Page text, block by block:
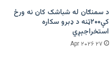
د سمنګان له شباشک کان نه ورځ
کې۲۰۰ټنه د ډبرو سکاره
استخراجېږي
۲۷ Apr ۲۰۲۶